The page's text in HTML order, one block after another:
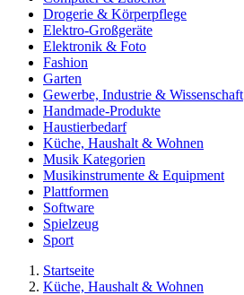
Drogerie & Körperpflege
Elektro-Großgeräte
Elektronik & Foto
Fashion
Garten
Gewerbe, Industrie & Wissenschaft
Handmade-Produkte
Haustierbedarf
Küche, Haushalt & Wohnen
Musik Kategorien
Musikinstrumente & Equipment
Plattformen
Software
Spielzeug
Sport
Startseite
Küche, Haushalt & Wohnen